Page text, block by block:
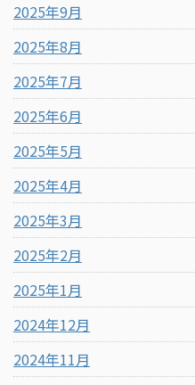
2025年9月
2025年8月
2025年7月
2025年6月
2025年5月
2025年4月
2025年3月
2025年2月
2025年1月
2024年12月
2024年11月